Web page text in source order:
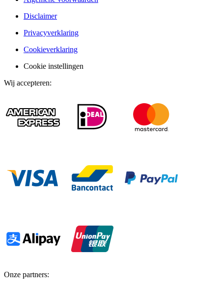
Disclaimer
Privacyverklaring
Cookieverklaring
Cookie instellingen
Wij accepteren:
Onze partners: